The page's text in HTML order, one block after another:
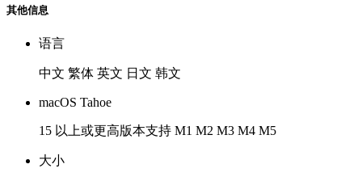
其他信息
语言
中文 繁体 英文 日文 韩文
macOS Tahoe
15 以上或更高版本支持 M1 M2 M3 M4 M5
大小